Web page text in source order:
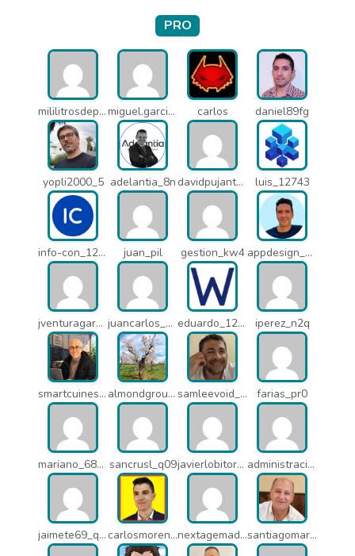
PRO
mililitrosdeperfume_lao miguel.garcia_l25 carlos daniel89fg
yopli2000_5 adelantia_8n davidpujantelopez_mrf luis_12743
info-con_12812 juan_pil gestion_kw4 appdesign_pbe
jventuragarcia_13040 juancarlos_ptr eduardo_12367 iperez_n2q
smartcuines_1378 almondgroup1984_pjc samleevoid_n58 farias_pr0
mariano_6807 sancrusl_q09 javierlobitort_pz2 administracion_q24
jaimete69_q26 carlosmorenogil_16533 nextagemadrid_lpj santiagomartindejesus_ncs